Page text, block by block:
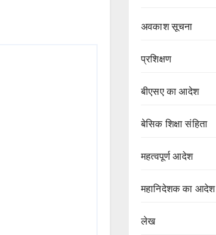
अवकाश सूचना
प्रशिक्षण
बीएसए का आदेश
बेसिक शिक्षा संहिता
महत्वपूर्ण आदेश
महानिदेशक का आदेश
लेख